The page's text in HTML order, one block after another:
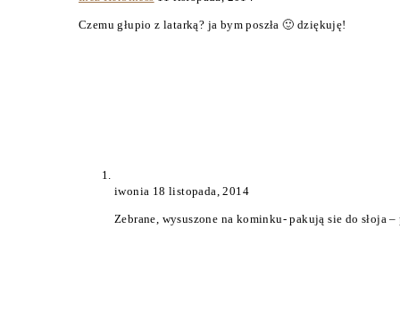
Czemu głupio z latarką? ja bym poszła 🙂 dziękuję!
iwonia 18 listopada, 2014
Zebrane, wysuszone na kominku- pakują sie do słoja